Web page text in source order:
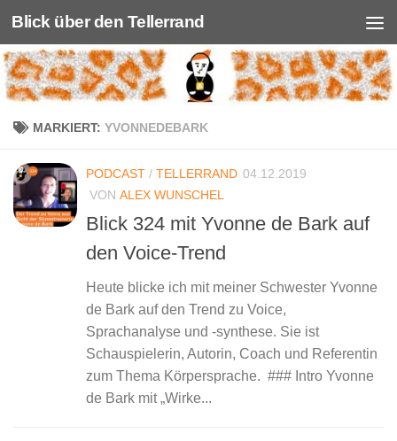
Unter dem Inhalt
Blick über den Tellerrand
MARKIERT: YVONNEDEBARK
PODCAST / TELLERRAND 04.12.2019
VON ALEX WUNSCHEL
Blick 324 mit Yvonne de Bark auf
den Voice-Trend
Heute blicke ich mit meiner Schwester Yvonne
de Bark auf den Trend zu Voice,
Sprachanalyse und -synthese. Sie ist
Schauspielerin, Autorin, Coach und Referentin
zum Thema Körpersprache. ### Intro Yvonne
de Bark mit „Wirke...